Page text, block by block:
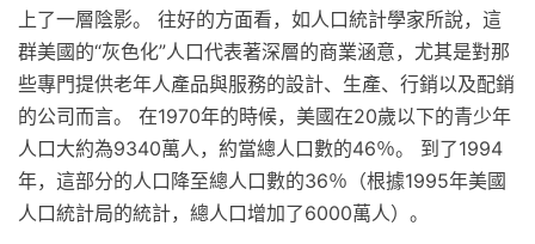
上了一層陰影。 往好的方面看，如人口統計學家所說，這
群美國的“灰色化”人口代表著深層的商業涵意，尤其是對那
些專門提供老年人產品與服務的設計、生產、行銷以及配銷
的公司而言。 在1970年的時候，美國在20歲以下的青少年
人口大約為9340萬人，約當總人口數的46％。 到了1994
年，這部分的人口降至總人口數的36％（根據1995年美國
人口統計局的統計，總人口增加了6000萬人）。